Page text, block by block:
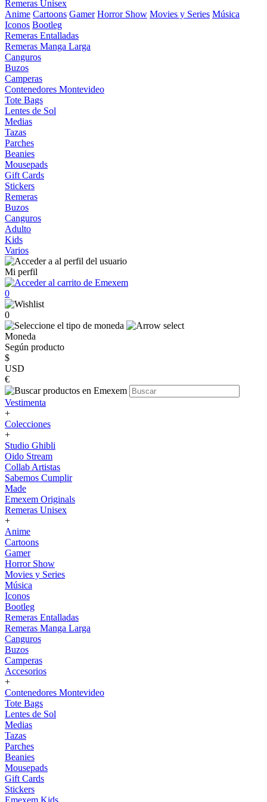
Remeras Unisex
Anime Cartoons Gamer Horror Show Movies y Series Música
Iconos Bootleg
Remeras Entalladas
Remeras Manga Larga
Canguros
Buzos
Camperas
Contenedores Montevideo
Tote Bags
Lentes de Sol
Medias
Tazas
Parches
Beanies
Mousepads
Gift Cards
Stickers
Remeras
Buzos
Canguros
Adulto
Kids
Varios
Mi perfil
0
0
Moneda
Según producto
$
USD
€
Vestimenta
+
Colecciones
+
Studio Ghibli
Oido Stream
Collab Artistas
Sabemos Cumplir
Made
Emexem Originals
Remeras Unisex
+
Anime
Cartoons
Gamer
Horror Show
Movies y Series
Música
Iconos
Bootleg
Remeras Entalladas
Remeras Manga Larga
Canguros
Buzos
Camperas
Accesorios
+
Contenedores Montevideo
Tote Bags
Lentes de Sol
Medias
Tazas
Parches
Beanies
Mousepads
Gift Cards
Stickers
Emexem Kids